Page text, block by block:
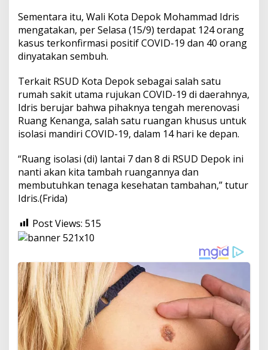
Sementara itu, Wali Kota Depok Mohammad Idris
mengatakan, per Selasa (15/9) terdapat 124 orang
kasus terkonfirmasi positif COVID-19 dan 40 orang
dinyatakan sembuh.
Terkait RSUD Kota Depok sebagai salah satu
rumah sakit utama rujukan COVID-19 di daerahnya,
Idris berujar bahwa pihaknya tengah merenovasi
Ruang Kenanga, salah satu ruangan khusus untuk
isolasi mandiri COVID-19, dalam 14 hari ke depan.
“Ruang isolasi (di) lantai 7 dan 8 di RSUD Depok ini
nanti akan kita tambah ruangannya dan
membutuhkan tenaga kesehatan tambahan,” tutur
Idris.(Frida)
Post Views: 515